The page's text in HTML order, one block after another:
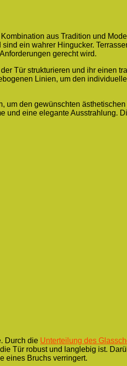
aus Tradition und
ein wahrer Hingucker.
gerecht wird.
Tür strukturieren und ihr einen
Linien, um den
den gewünschten
und eine elegante Ausstrahlung.
Durch die Unterteilung des
Tür robust und langlebig ist.
eines Bruchs verringert.